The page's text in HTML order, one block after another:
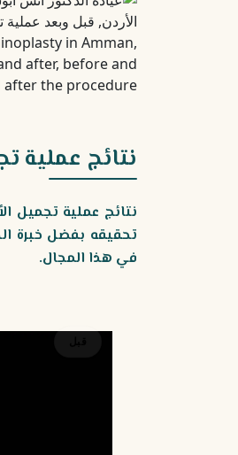
نتائج عملية
نتائج عملية تجميل
تحقيقه بفضل خبرة
في هذا المجال.